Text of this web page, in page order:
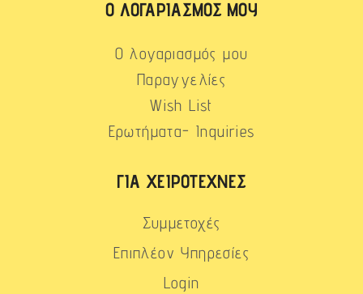
Ο ΛΟΓΑΡΙΑΣΜΌΣ ΜΟΥ
Ο λογαριασμός μου
Παραγγελίες
Wish List
Ερωτήματα- Inquiries
ΓΙΑ ΧΕΙΡΟΤΈΧΝΕΣ
Συμμετοχές
Επιπλέον Υπηρεσίες
Login